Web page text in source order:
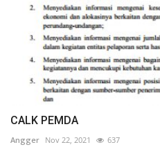
CALK PEMDA
Angger Nov 22, 2021 637